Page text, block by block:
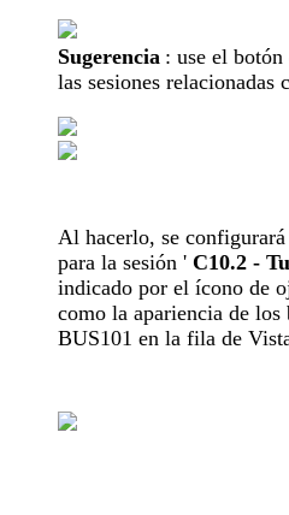
Sugerencia : use el
las sesiones relacionadas
Al hacerlo, se
para la sesión ' C10.2 -
indicado por el ícono de
como la apariencia de
BUS101 en la fila de